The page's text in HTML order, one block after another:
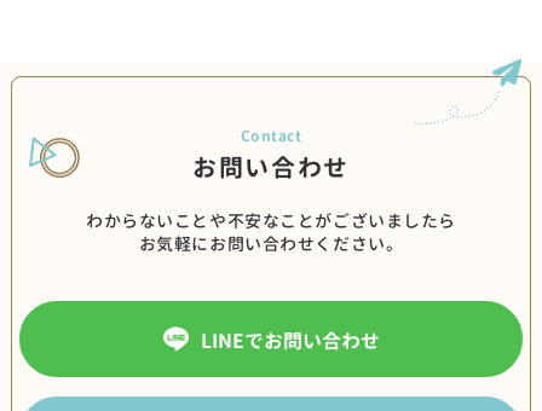
お問い合わせ
わからないことや不安なことがございましたら
お気軽にお問い合わせください。
LINEでお問い合わせ